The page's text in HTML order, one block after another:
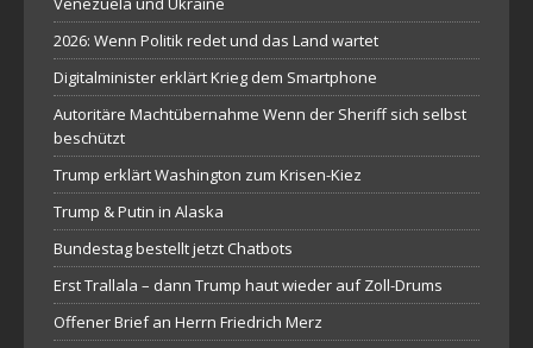
2026: Wenn Politik redet und das Land wartet
Digitalminister erklärt Krieg dem Smartphone
Autoritäre Machtübernahme Wenn der Sheriff sich selbst
beschützt
Trump erklärt Washington zum Krisen-Kiez
Trump & Putin in Alaska
Bundestag bestellt jetzt Chatbots
Erst Trallala – dann Trump haut wieder auf Zoll-Drums
Offener Brief an Herrn Friedrich Merz